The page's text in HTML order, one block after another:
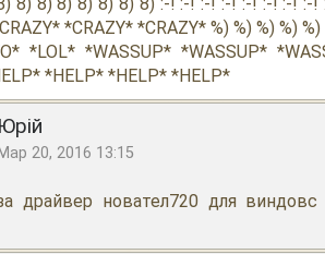
*CRAZY* *CRAZY* %) %) %) %) %)
*LOL* *WASSUP* *WASSUP*
*HELP* *HELP* *HELP*
Юрій
Мар 20, 2016 13:15
драйвер новател720 для виндовс